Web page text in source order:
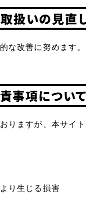
扱いの見直
な改善に努めます。
事項について
りますが、本サイ
り生じる損害